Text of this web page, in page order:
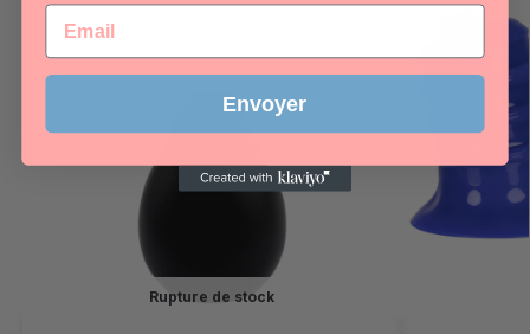
Rupture de stock
Email
Envoyer